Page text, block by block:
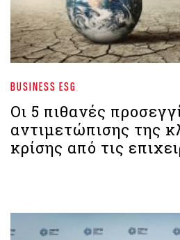
BUSINESS ESG
Οι 5 πιθανές
αντιμετώπισης της
κρίσης από τις